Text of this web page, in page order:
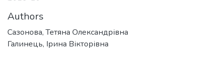
Authors
Сазонова, Тетяна Олександрівна
Галинець, Ірина Вікторівна